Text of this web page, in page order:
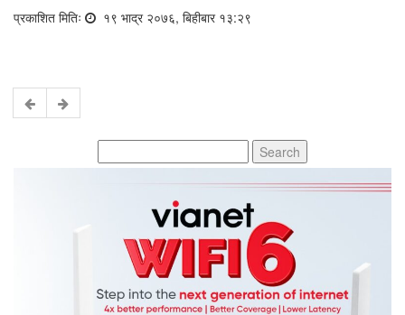
प्रकाशित मितिः १९ भाद्र २०७६, बिहीबार १३:२९
for: